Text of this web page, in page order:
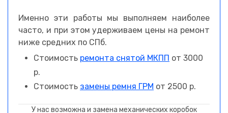
Именно эти работы мы выполняем наиболее
часто, и при этом удерживаем цены на ремонт
ниже средних по СПб.
Стоимость ремонта снятой МКПП от 3000
р.
Стоимость замены ремня ГРМ от 2500 р.
У нас возможна и замена механических коробок